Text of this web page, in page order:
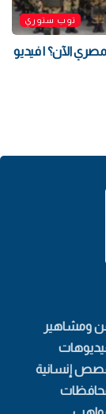
توب ستوري
الآن؟ | فيديو
ومشاهير
إنسانية